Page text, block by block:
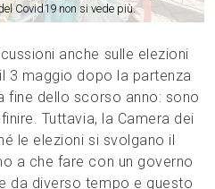
Covid19 non si vede più.
anche sulle elezioni
3 maggio dopo la partenza
fine dello scorso anno: sono
Tuttavia, la Camera dei
le elezioni si svolgano il
a che fare con un governo
da diverso tempo e questo